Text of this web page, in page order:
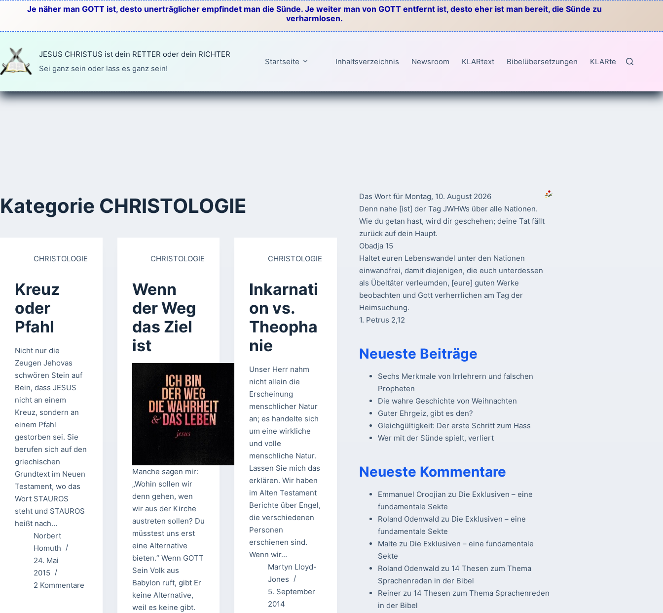
springen
Je näher man GOTT ist, desto unerträglicher empfindet man die Sünde. Je weiter man von GOTT entfernt ist, desto eher ist man bereit, die Sünde zu
verharmlosen.
JESUS CHRISTUS ist dein RETTER oder dein RICHTER
Sei ganz sein oder lass es ganz sein!
Startseite Inhaltsverzeichnis Newsroom KLARtext Bibelübersetzungen KLARtext
Kategorie CHRISTOLOGIE
CHRISTOLOGIE
Kreuz
oder
Pfahl
Nicht nur die
Zeugen Jehovas
schwören Stein auf
Bein, dass JESUS
nicht an einem
Kreuz, sondern an
einem Pfahl
gestorben sei. Sie
berufen sich auf den
griechischen
Grundtext im Neuen
Testament, wo das
Wort STAUROS
steht und STAUROS
heißt nach…
Norbert
Homuth
24. Mai
2015
2 Kommentare
CHRISTOLOGIE
Wenn
der Weg
das Ziel
ist
Manche sagen mir:
„Wohin sollen wir
denn gehen, wen
wir aus der Kirche
austreten sollen? Du
müsstest uns erst
eine Alternative
bieten.“ Wenn GOTT
Sein Volk aus
Babylon ruft, gibt Er
keine Alternative,
weil es keine gibt.
CHRISTOLOGIE
Inkarnati
on vs.
Theopha
nie
Unser Herr nahm
nicht allein die
Erscheinung
menschlicher Natur
an; es handelte sich
um eine wirkliche
und volle
menschliche Natur.
Lassen Sie mich das
erklären. Wir haben
im Alten Testament
Berichte über Engel,
die verschiedenen
Personen
erschienen sind.
Wenn wir…
Martyn Lloyd-
Jones
5. September
2014
Das Wort für Montag, 10. August 2026
Denn nahe [ist] der Tag JWHWs über alle Nationen.
Wie du getan hast, wird dir geschehen; deine Tat fällt
zurück auf dein Haupt.
Obadja 15
Haltet euren Lebenswandel unter den Nationen
einwandfrei, damit diejenigen, die euch unterdessen
als Übeltäter verleumden, [eure] guten Werke
beobachten und Gott verherrlichen am Tag der
Heimsuchung.
1. Petrus 2,12
Neueste Beiträge
Sechs Merkmale von Irrlehrern und falschen
Propheten
Die wahre Geschichte von Weihnachten
Guter Ehrgeiz, gibt es den?
Gleichgültigkeit: Der erste Schritt zum Hass
Wer mit der Sünde spielt, verliert
Neueste Kommentare
Emmanuel Oroojian zu Die Exklusiven – eine
fundamentale Sekte
Roland Odenwald zu Die Exklusiven – eine
fundamentale Sekte
Malte zu Die Exklusiven – eine fundamentale
Sekte
Roland Odenwald zu 14 Thesen zum Thema
Sprachenreden in der Bibel
Reinerzu 14 Thesen zum Thema Sprachenreden
in der Bibel